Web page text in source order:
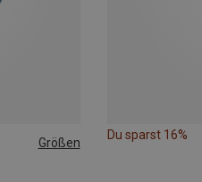
Größen
Du sparst 16%